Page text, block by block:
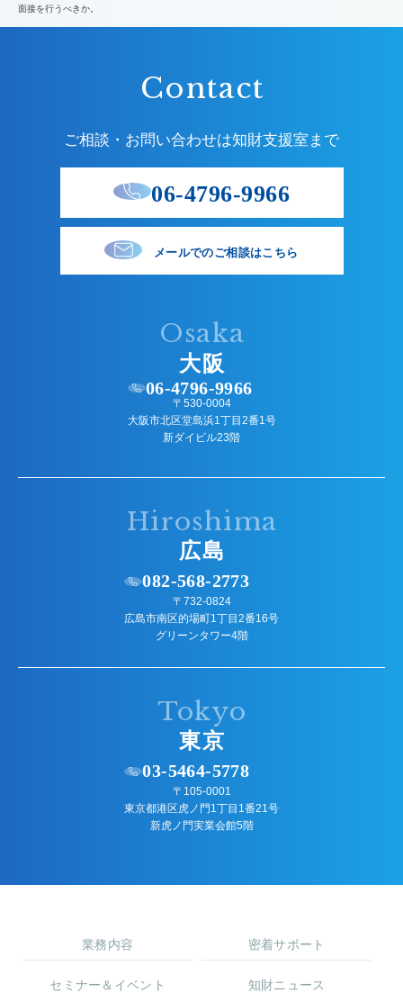
面接を行うべきか。
Contact
ご相談・お問い合わせは知財支援室まで
06-4796-9966
メールでのご相談はこちら
Osaka
大阪
06-4796-9966
〒530-0004
大阪市北区堂島浜1丁目2番1号
新ダイビル23階
Hiroshima
広島
082-568-2773
〒732-0824
広島市南区的場町1丁目2番16号
グリーンタワー4階
Tokyo
東京
03-5464-5778
〒105-0001
東京都港区虎ノ門1丁目1番21号
新虎ノ門実業会館5階
業務内容 密着サポート
セミナー＆イベント 知財ニュース